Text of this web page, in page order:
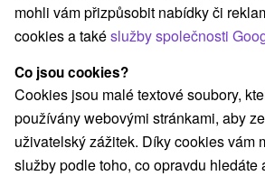
Všechny kategorie
Pobyty v akci(3)
Wellness pobyty(11) Víkendové
Romantické pobyty
Rodinné pobyty(6)
Vyberte lokalitu nebo termín
mohli vám přizpůsobit nabídky či
cookies a takéslužby společnosti
Co jsou cookies?
Cookies jsou malé textové soubory,
používány webovými stránkami, aby
uživatelský zážitek. Díky cookies vám
služby podle toho, co opravdu hledáte